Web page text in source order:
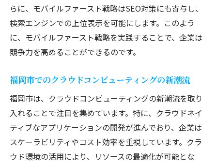
福岡市がアプリケーション開発の拠点となる理
由
アクセスの良いロケーションとインフラ
地域コミュニティの結束と支援
多様な産業とのクロスオーバー機会
充実した生活環境がもたらす安心感
国際的な視野を持った人材の集積
エンジニア必見！福岡市でのアプリケーション
開発の未来
らに、モバイルファースト戦略はSEO対策にも寄与し、
検索エンジンでの上位表示を可能にします。このよう
に、モバイルファースト戦略を実践することで、企業は
競争力を高めることができるのです。
福岡市でのクラウドコンピューティングの新潮流
福岡市は、クラウドコンピューティングの新潮流を取り
入れることで注目を集めています。特に、クラウドネイ
ティブなアプリケーションの開発が進んでおり、企業は
スケーラビリティやコスト効率を重視しています。クラ
ウド環境の活用により、リソースの最適化が可能とな